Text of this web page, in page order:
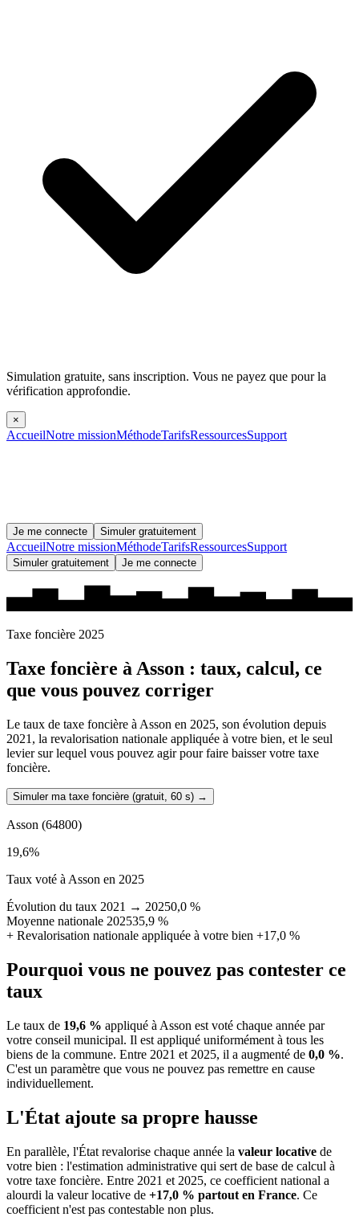
Simulation gratuite, sans inscription. Vous ne payez que pour la
vérification approfondie.
×
AccueilNotre missionMéthodeTarifsRessourcesSupport
Je me connecte Simuler gratuitement
AccueilNotre missionMéthodeTarifsRessourcesSupport
Simuler gratuitement Je me connecte
Taxe foncière 2025
Taxe foncière àAsson : taux, calcul, ce
que vous pouvez corriger
Le taux de taxe foncière à Asson en 2025, son évolution depuis
2021, la revalorisation nationale appliquée à votre bien, et le seul
levier sur lequel vous pouvez agir pour faire baisser votre taxe
foncière.
Simuler ma taxe foncière (gratuit, 60 s) →
Asson (64800)
19,6%
Taux voté à Asson en 2025
Évolution du taux 2021 → 20250,0 %
Moyenne nationale 202535,9 %
+ Revalorisation nationale appliquée à votre bien +17,0 %
Pourquoi vous ne pouvez pas contester ce
taux
Le taux de 19,6 % appliqué à Asson est voté chaque année par
votre conseil municipal. Il est appliqué uniformément à tous les
biens de la commune. Entre 2021 et 2025, il a augmenté de 0,0 %.
C'est un paramètre que vous ne pouvez pas remettre en cause
individuellement.
L'État ajoute sa propre hausse
En parallèle, l'État revalorise chaque année la valeur locative de
votre bien : l'estimation administrative qui sert de base de calcul à
votre taxe foncière. Entre 2021 et 2025, ce coefficient national a
alourdi la valeur locative de +17,0 % partout en France. Ce
coefficient n'est pas contestable non plus.